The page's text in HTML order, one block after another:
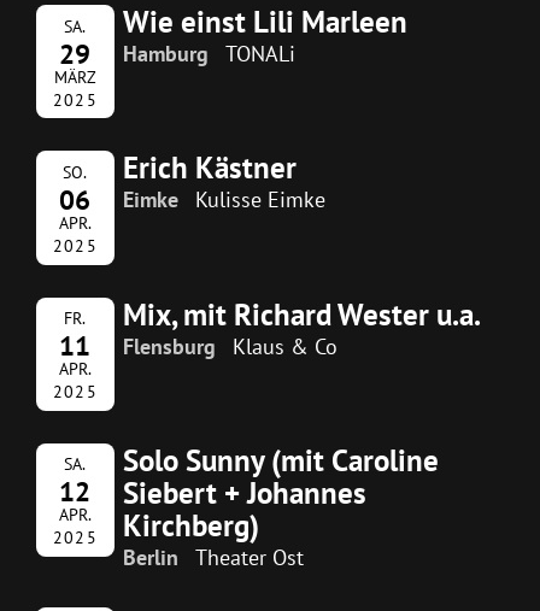
SA.
29
MÄRZ
2025
Wie einst Lili Marleen
Hamburg TONALi
SO.
06
APR.
2025
Erich Kästner
Eimke Kulisse Eimke
FR.
11
APR.
2025
Mix, mit Richard Wester u.a.
Flensburg Klaus & Co
SA.
12
APR.
2025
Solo Sunny (mit Caroline
Siebert + Johannes
Kirchberg)
Berlin Theater Ost